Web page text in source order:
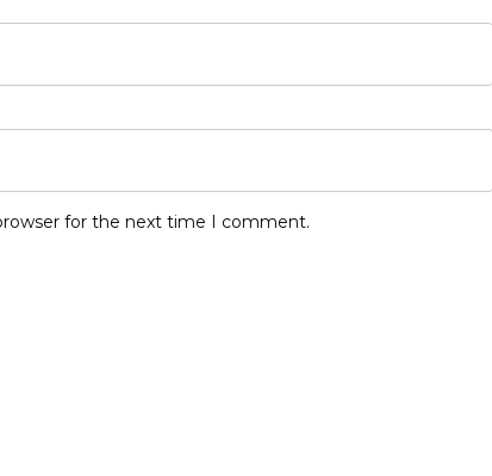
for the next time I comment.